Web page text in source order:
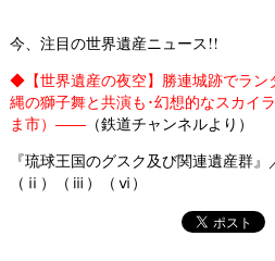
今、注目の世界遺産ニュース!!
◆【世界遺産の夜空】勝連城跡でラン
縄の獅子舞と共演も･幻想的なスカイ
ま市）――（鉄道チャンネルより）
『琉球王国のグスク及び関連遺産
（ⅱ）（ⅲ）（ⅵ）